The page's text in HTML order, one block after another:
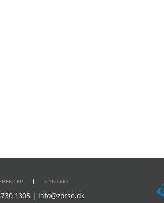
KONTAKT
1305 | info@zorse.dk